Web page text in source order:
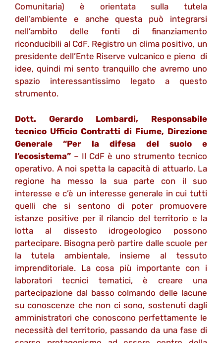
Comunitaria) è orientata sulla tutela
dell’ambiente e anche questa può integrarsi
nell’ambito delle fonti di finanziamento
riconducibili al CdF. Registro un clima positivo, un
presidente dell’Ente Riserve vulcanico e pieno di
idee, quindi mi sento tranquillo che avremo uno
spazio interessantissimo legato a questo
strumento.
Dott. Gerardo Lombardi, Responsabile
tecnico Ufficio Contratti di Fiume, Direzione
Generale “Per la difesa del suolo e
l’ecosistema” – Il CdF è uno strumento tecnico
operativo. A noi spetta la capacità di attuarlo. La
regione ha messo la sua parte con il suo
interesse e c’è un interesse generale in cui tutti
quelli che si sentono di poter promuovere
istanze positive per il rilancio del territorio e la
lotta al dissesto idrogeologico possono
partecipare. Bisogna però partire dalle scuole per
la tutela ambientale, insieme al tessuto
imprenditoriale. La cosa più importante con i
laboratori tecnici tematici, è creare una
partecipazione dal basso colmando delle lacune
su conoscenze che non ci sono, sostenuti dagli
amministratori che conoscono perfettamente le
necessità del territorio, passando da una fase di